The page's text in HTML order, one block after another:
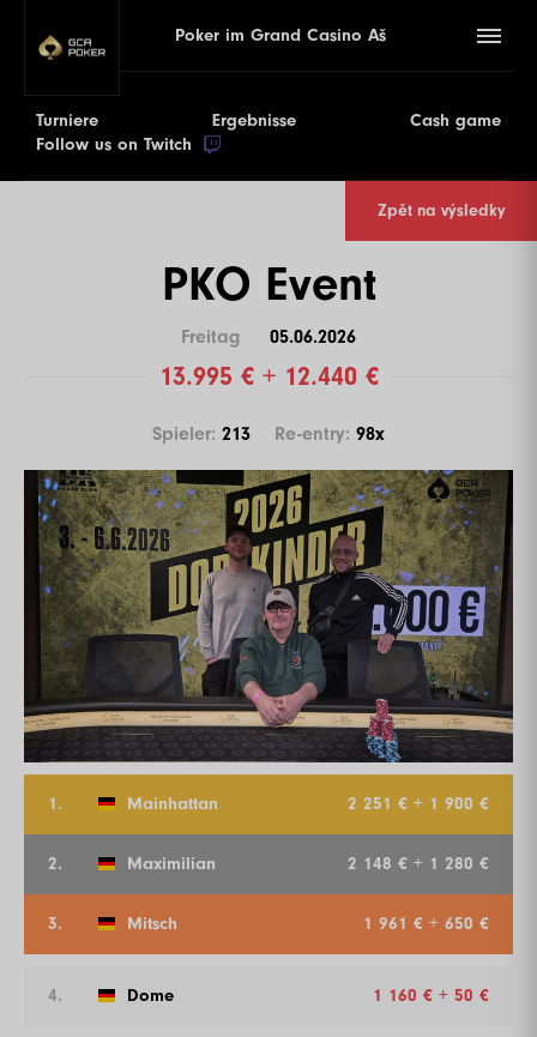
Poker im Grand Casino Aš
Turniere Ergebnisse
Cash game
Follow us on Twitch
PKO Event
Zpět na výsledky
Freitag 05.06.2026
13.995 € + 12.440 €
Spieler: 213 Re-entry: 98x
1. Mainhattan 2 251 € + 1 900 €
2. Maximilian 2 148 € + 1 280 €
3. Mitsch 1 961 € + 650 €
4. Dome 1 160 € + 50 €